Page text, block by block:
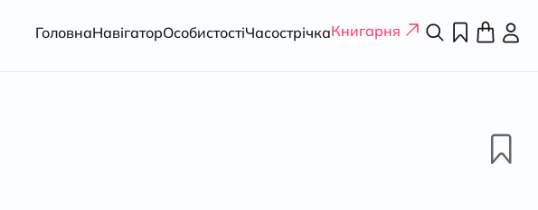
ГоловнаНавігаторОсобистостіЧасострічкаКнигарня